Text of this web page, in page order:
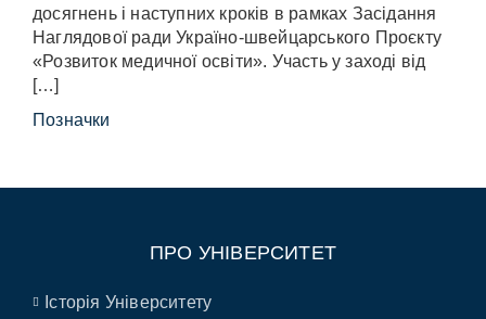
досягнень і наступних кроків в рамках Засідання
Наглядової ради Україно-швейцарського Проєкту
«Розвиток медичної освіти». Участь у заході від
[…]
Позначки
ПРО УНІВЕРСИТЕТ
Історія Університету